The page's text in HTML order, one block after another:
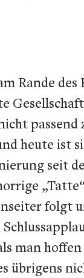
Rande
passend
heute ist
seit
folgt
man
übrigens